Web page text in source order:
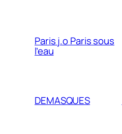
Paris j.o Paris sous
l’eau
DEMASQUES